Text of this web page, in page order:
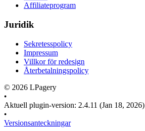
Affiliateprogram
Juridik
Sekretesspolicy
Impressum
Villkor för redesign
Återbetalningspolicy
© 2026 LPagery
•
Aktuell plugin-version: 2.4.11 (Jan 18, 2026)
•
Versionsanteckningar